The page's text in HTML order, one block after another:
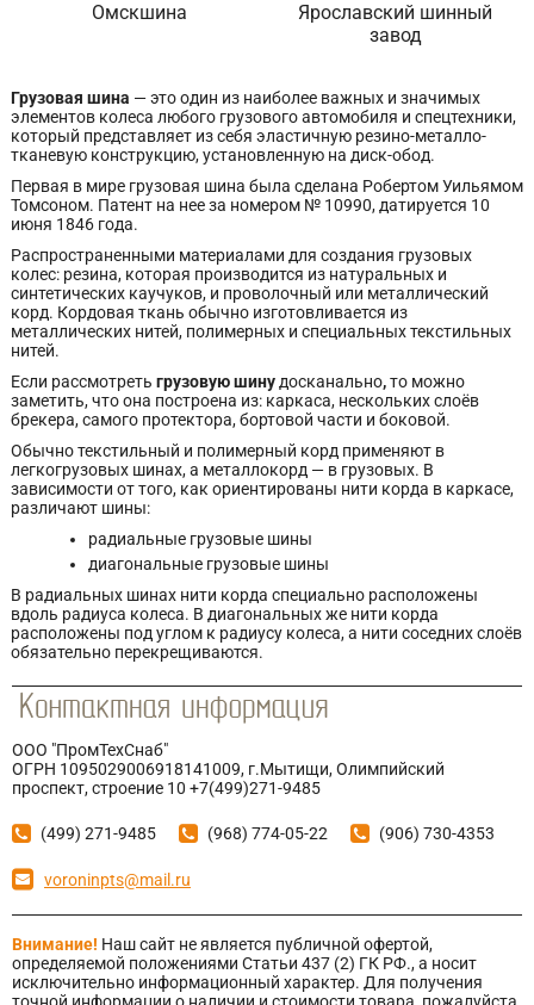
Омскшина
Ярославский шинный
завод
Грузовая шина — это один из наиболее важных и значимых
элементов колеса любого грузового автомобиля и спецтехники,
который представляет из себя эластичную резино-металло-
тканевую конструкцию, установленную на диск-обод.
Первая в мире грузовая шина была сделана Робертом Уильямом
Томсоном. Патент на нее за номером № 10990, датируется 10
июня 1846 года.
Распространенными материалами для создания грузовых
колес: резина, которая производится из натуральных и
синтетических каучуков, и проволочный или металлический
корд. Кордовая ткань обычно изготовливается из
металлических нитей, полимерных и специальных текстильных
нитей.
Если рассмотреть грузовую шину досканально,то можно
заметить, что она построена из: каркаса, нескольких слоёв
брекера, самого протектора, бортовой части и боковой.
Обычно текстильный и полимерный корд применяют в
легкогрузовых шинах, а металлокорд — в грузовых. В
зависимости от того, как ориентированы нити корда в каркасе,
различают шины:
радиальные грузовые шины
диагональные грузовые шины
В радиальных шинах нити корда специально расположены
вдоль радиуса колеса. В диагональных же нити корда
расположены под углом к радиусу колеса, а нити соседних слоёв
обязательно перекрещиваются.
ООО "ПромТехСнаб"
ОГРН 1095029006918141009, г.Мытищи, Олимпийский
проспект, строение 10 +7(499)271-9485
(499) 271-9485 (968) 774-05-22 (906) 730-4353
voroninpts@mail.ru
Внимание! Наш сайт не является публичной офертой,
определяемой положениями Статьи 437 (2) ГК РФ., а носит
исключительно информационный характер. Для получения